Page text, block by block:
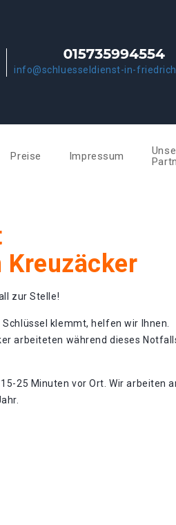
info@schluesseldienst-in-
Preise Impressum
zur Stelle!
klemmt, helfen wir Ihnen.
arbeiteten während dieses
25 Minuten vor Ort. Wir arbeiten